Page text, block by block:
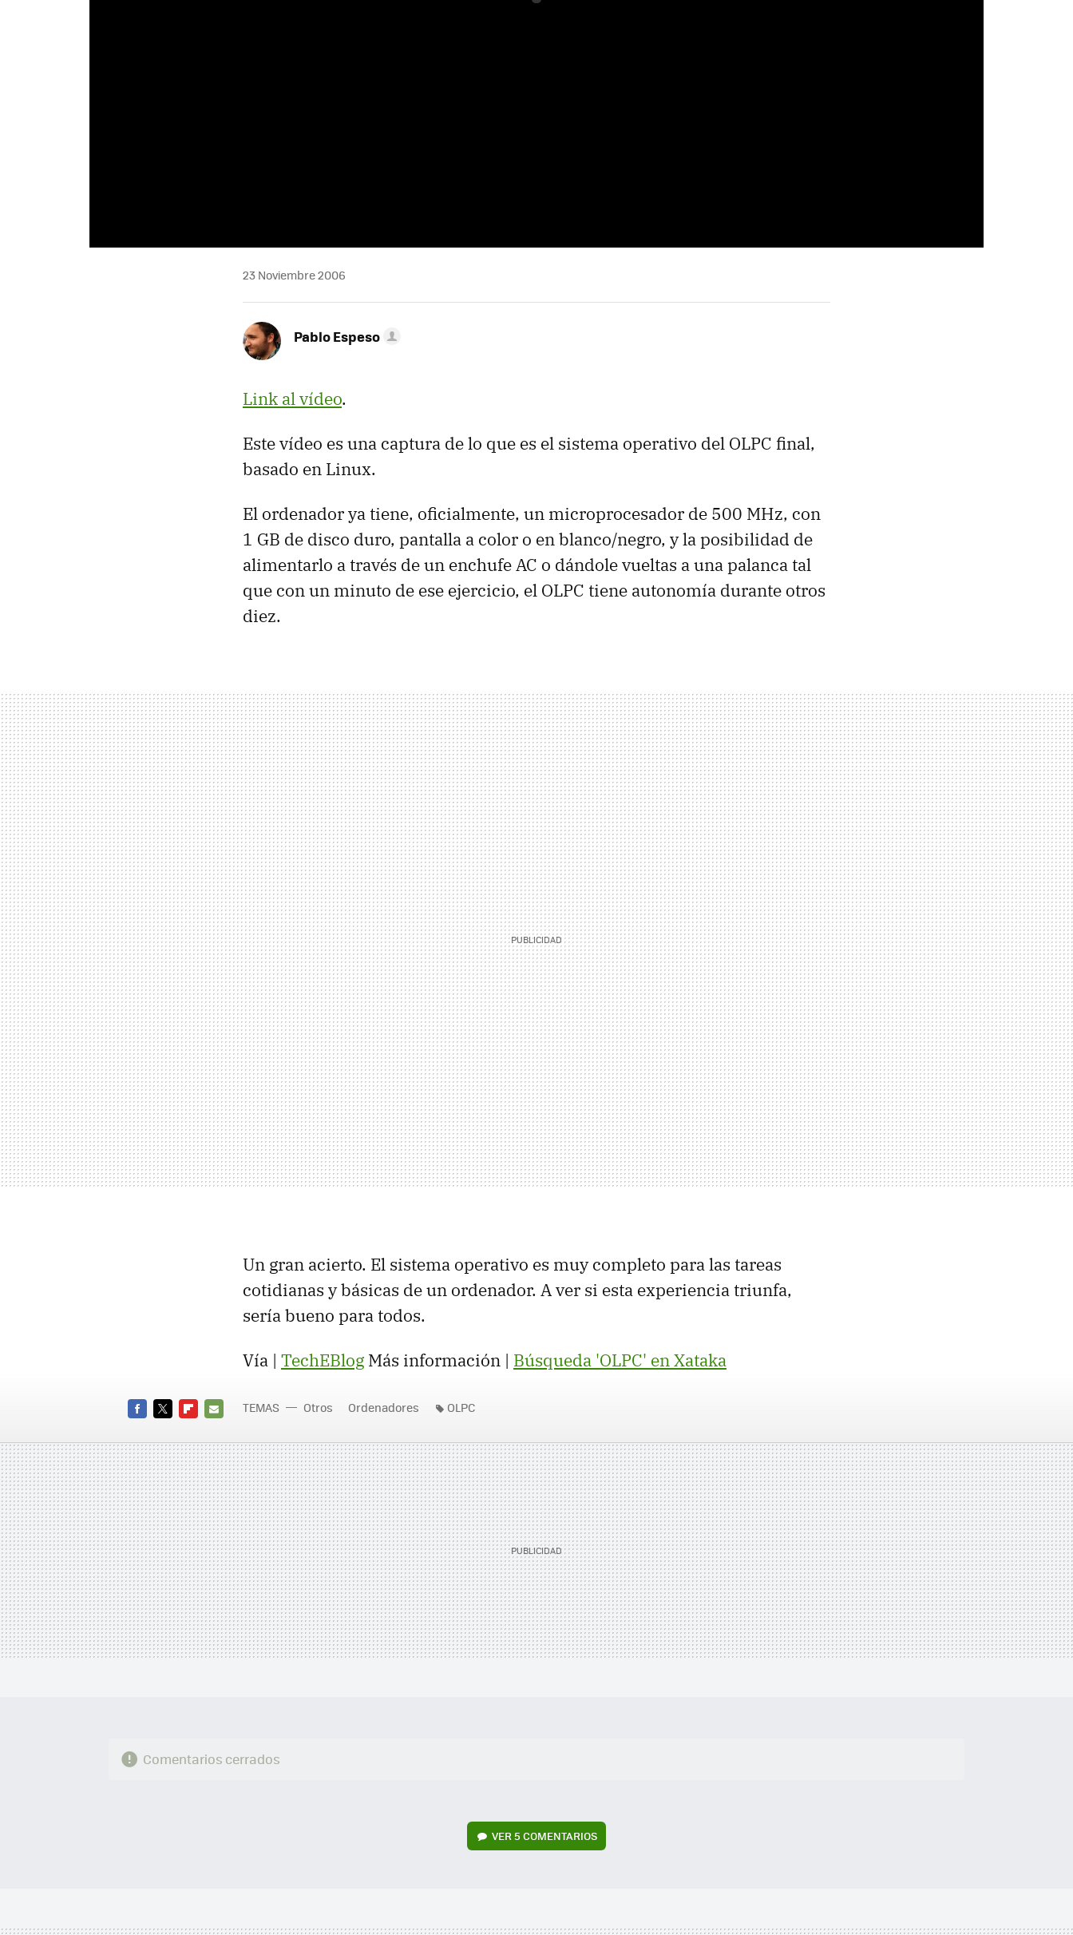
23 Noviembre 2006
Pablo Espeso
Link al vídeo.
Este vídeo es una captura de lo que es el sistema operativo del OLPC final,
basado en Linux.
El ordenador ya tiene, oficialmente, un microprocesador de 500 MHz, con
1 GB de disco duro, pantalla a color o en blanco/negro, y la posibilidad de
alimentarlo a través de un enchufe AC o dándole vueltas a una palanca tal
que con un minuto de ese ejercicio, el OLPC tiene autonomía durante otros
diez.
Un gran acierto. El sistema operativo es muy completo para las tareas
cotidianas y básicas de un ordenador. A ver si esta experiencia triunfa,
sería bueno para todos.
Vía | TechEBlog Más información | Búsqueda 'OLPC' en Xataka
MAIL
TEMAS Otros Ordenadores OLPC
Comentarios cerrados
VER5 COMENTARIOS